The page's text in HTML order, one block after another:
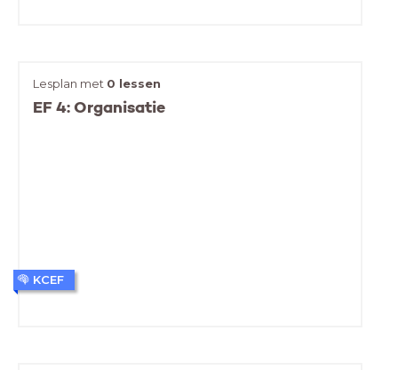
Lesplan met 0 lessen
EF 4: Organisatie
KCEF